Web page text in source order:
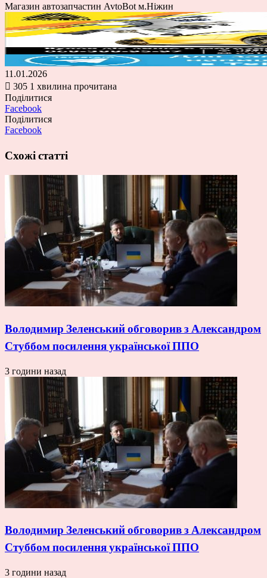
Магазин автозапчастин AvtoBot м.Ніжин
11.01.2026
305 1 хвилина прочитана
Поділитися
Facebook
Поділитися
Facebook
Схожі статті
Володимир Зеленський обговорив з Александром
Стуббом посилення української ППО
3 години назад
Володимир Зеленський обговорив з Александром
Стуббом посилення української ППО
3 години назад